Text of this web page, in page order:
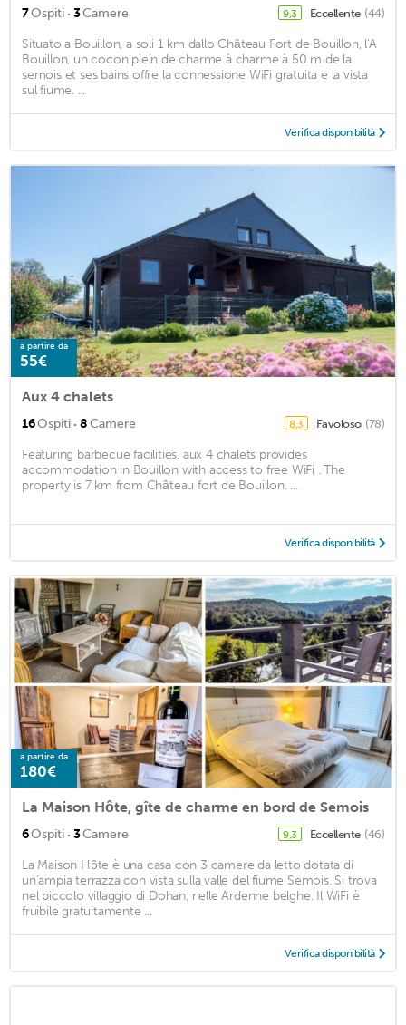
7Ospiti · 3Camere 9,3 Eccellente (44)
Situato a Bouillon, a soli 1 km dallo Château Fort de Bouillon, l'A
Bouillon, un cocon plein de charme à charme à 50 m de la
semois et ses bains offre la connessione WiFi gratuita e la vista
sul fiume. ...
Verifica disponibilità
a partire da
55€
Aux 4 chalets
16Ospiti · 8Camere 8,3 Favoloso (78)
Featuring barbecue facilities, aux 4 chalets provides
accommodation in Bouillon with access to free WiFi . The
property is 7 km from Château fort de Bouillon. ...
Verifica disponibilità
a partire da
180€
La Maison Hôte, gîte de charme en bord de Semois
6Ospiti · 3Camere 9,3 Eccellente (46)
La Maison Hôte è una casa con 3 camere da letto dotata di
un'ampia terrazza con vista sulla valle del fiume Semois. Si trova
nel piccolo villaggio di Dohan, nelle Ardenne belghe. Il WiFi è
fruibile gratuitamente ...
Verifica disponibilità